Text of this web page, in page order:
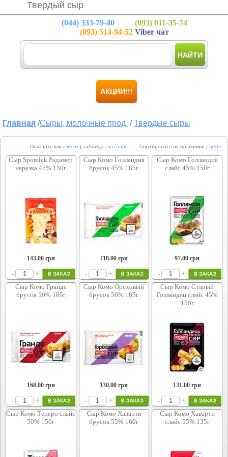
Твердый сыр
(044) 333-79-40 (093) 011-35-74
(093) 514-94-52Viber чат
НАЙТИ
АКЦИИ!!!
Главная /Сыры, молочные прод. /Твердые сыры
Показать как список | таблица | каталог Сортировать по названию | цене
Сыр Spomlek Радамер
нарезка 45% 150г
143.00грн
- +
Сыр Комо Голландия
брусок 45% 185г
118.00грн
- +
Сыр Комо Голландия
слайс 45% 150г
97.00 грн
-
+
Сыр Комо Гранде
брусок 50% 185г
168.00грн
- +
Сыр Комо Ореховый
брусок 50% 185г
130.00 грн
- +
Сыр Комо Старый
Голландец слайс 45%
150г
131.00 грн
-
+
Сыр Комо Тенеро слайс
50% 150г
Сыр Комо Хаварти
брусок 55% 160г
Сыр Комо Хаварти
слайс 55% 135г